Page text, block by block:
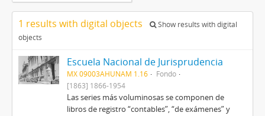
1 results with digital objects
Show results with digital
objects
Escuela Nacional de Jurisprudencia
MX 09003AHUNAM 1.16
Fondo
[1863] 1866-1954
Las series más voluminosas se componen de
libros de registro “contables”, “de exámenes” y